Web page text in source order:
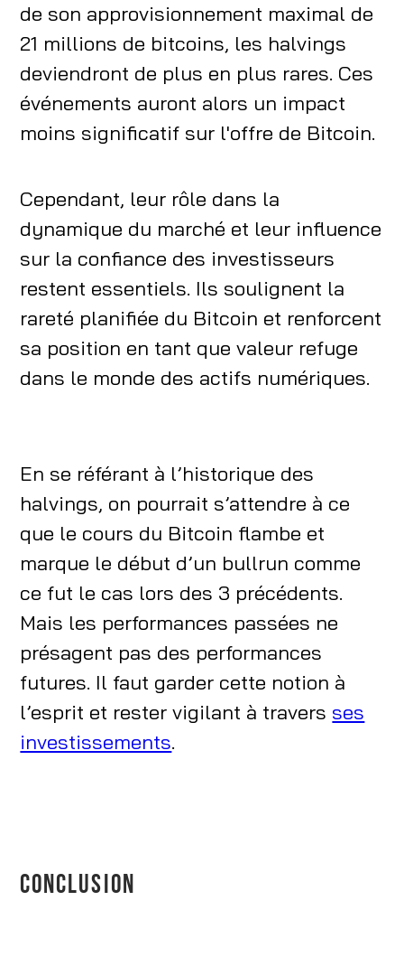
de son approvisionnement maximal de
21 millions de bitcoins, les halvings
deviendront de plus en plus rares. Ces
événements auront alors un impact
moins significatif sur l'offre de Bitcoin.
Cependant, leur rôle dans la
dynamique du marché et leur influence
sur la confiance des investisseurs
restent essentiels. Ils soulignent la
rareté planifiée du Bitcoin et renforcent
sa position en tant que valeur refuge
dans le monde des actifs numériques.
En se référant à l’historique des
halvings, on pourrait s’attendre à ce
que le cours du Bitcoin flambe et
marque le début d’un bullrun comme
ce fut le cas lors des 3 précédents.
Mais les performances passées ne
présagent pas des performances
futures. Il faut garder cette notion à
l’esprit et rester vigilant à travers ses
investissements.
CONCLUSION